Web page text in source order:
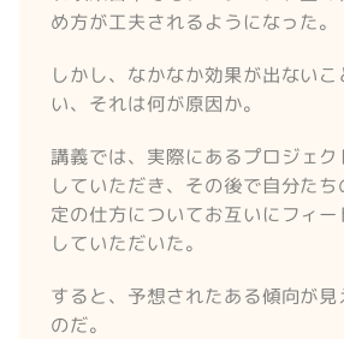
め方が工夫されるようになった。
しかし、なかなか効果が出ないこ
い、それは何が原因か。
講義では、実際にあるプロジェク
していただき、その後で自分た
定の仕方についてお互いにフィー
していただいた。
すると、予想されたある傾向が見
のだ。